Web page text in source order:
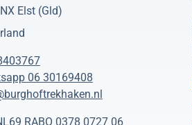
Elst (Gld)
06 30169408
RABO 0378 0727 06